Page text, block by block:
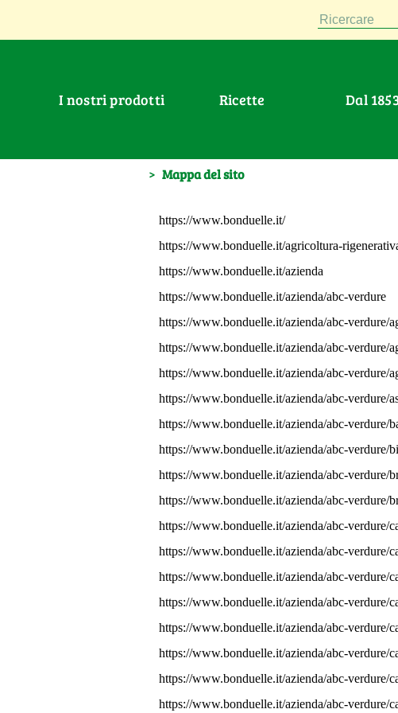
Ricercare
I nostri prodotti Ricette Dal
> Mappa del sito
https://www.bonduelle.it/
https://www.bonduelle.it/agricoltura-
https://www.bonduelle.it/azienda
https://www.bonduelle.it/azienda/abc-verdure
https://www.bonduelle.it/azienda/abc-verdure/
https://www.bonduelle.it/azienda/abc-verdure/
https://www.bonduelle.it/azienda/abc-verdure/
https://www.bonduelle.it/azienda/abc-verdure/
https://www.bonduelle.it/azienda/abc-verdure/
https://www.bonduelle.it/azienda/abc-verdure/
https://www.bonduelle.it/azienda/abc-verdure/
https://www.bonduelle.it/azienda/abc-verdure/
https://www.bonduelle.it/azienda/abc-verdure/
https://www.bonduelle.it/azienda/abc-verdure/
https://www.bonduelle.it/azienda/abc-verdure/
https://www.bonduelle.it/azienda/abc-verdure/
https://www.bonduelle.it/azienda/abc-verdure/
https://www.bonduelle.it/azienda/abc-
https://www.bonduelle.it/azienda/abc-verdure/
https://www.bonduelle.it/azienda/abc-verdure/